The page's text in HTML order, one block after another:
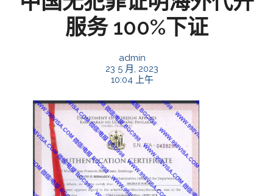
服务 100%下证
admin
23 5 月, 2023
10:04 上午